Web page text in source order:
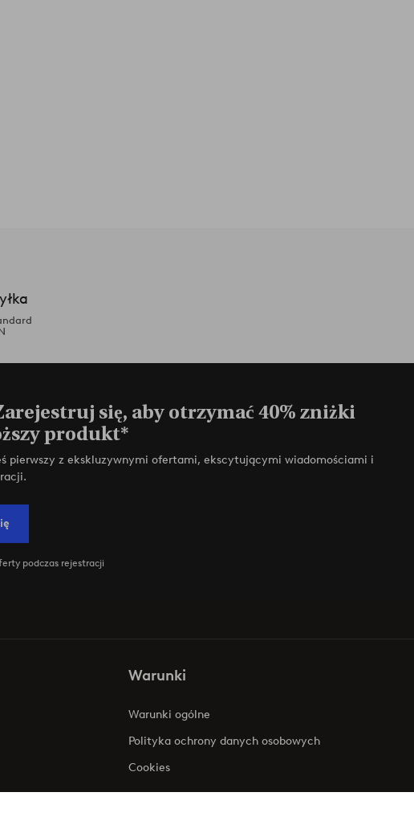
się, aby otrzymać 40% zniżki
produkt*
pierwszy z ekskluzywnymi ofertami, ekscytującymi wiadomościami i
podczas rejestracji
Warunki
Warunki ogólne
Polityka ochrony danych osobowych
Cookies